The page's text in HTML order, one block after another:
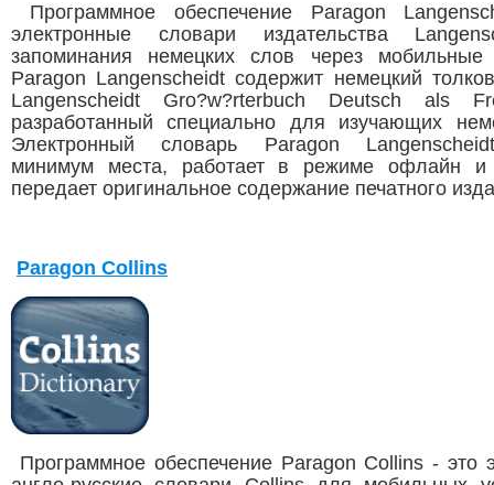
Программное обеспечение Paragon
электронные словари издательства
запоминания немецких слов через мобильные
Paragon Langenscheidt содержит немецкий
Langenscheidt Gro?w?rterbuch Deutsch als
разработанный специально для изучающих
Электронный словарь Paragon
минимум места, работает в режиме офлайн и
передает оригинальное содержание печатного
Paragon Collins
Программное обеспечение Paragon Collins - это